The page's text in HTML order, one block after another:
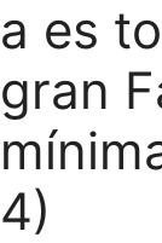
a es
gran
4)